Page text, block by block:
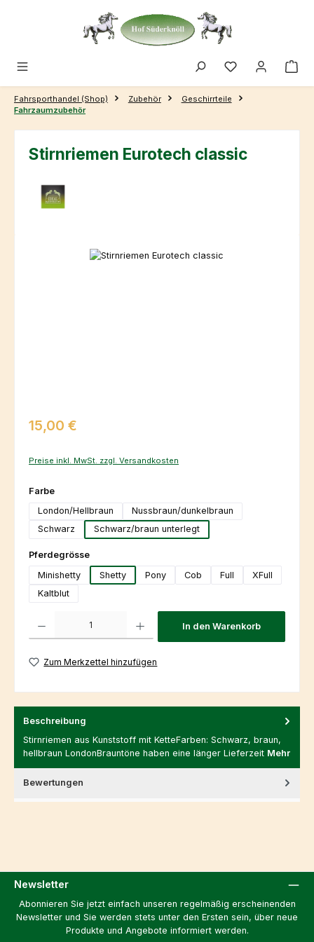
Zum Hauptinhalt springen
Fahrsporthandel (Shop) Zubehör
Geschirrteile
Fahrzaumzubehör
Stirnriemen Eurotech classic
Bildergalerie überspringen
Regulärer Preis:
15,00 €
Preise inkl. MwSt. zzgl. Versandkosten
Farbeauswählen
London/Hellbraun
Nussbraun/dunkelbraun
Schwarz
Schwarz/braun unterlegt
Pferdegrösseauswählen
Minishetty
Shetty Pony Cob Full
XFull
Kaltblut
In den Warenkorb
Zum Merkzettel hinzufügen
Beschreibung
Stirnriemen aus Kunststoff mit KetteFarben: Schwarz, braun,
hellbraun LondonBrauntöne haben eine länger Lieferzeit Mehr
Bewertungen
Newsletter
Abonnieren Sie jetzt einfach unseren regelmäßig erscheinenden
Newsletter und Sie werden stets unter den Ersten sein, über neue
Produkte und Angebote informiert werden.